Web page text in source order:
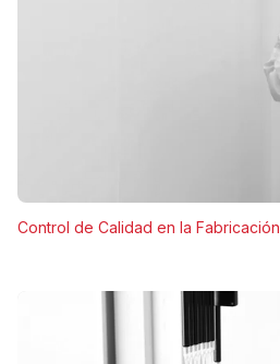
Control de Calidad en la Fabricación